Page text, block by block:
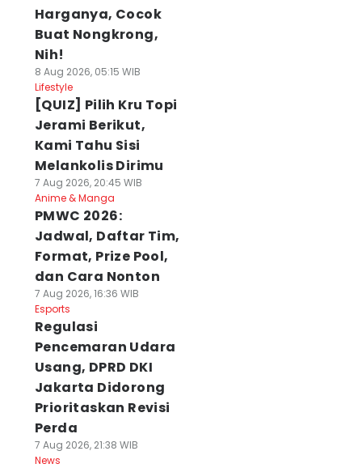
Harganya, Cocok
Buat Nongkrong,
Nih!
8 Aug 2026, 05:15 WIB
Lifestyle
[QUIZ] Pilih Kru Topi
Jerami Berikut,
Kami Tahu Sisi
Melankolis Dirimu
7 Aug 2026, 20:45 WIB
Anime & Manga
PMWC 2026:
Jadwal, Daftar Tim,
Format, Prize Pool,
dan Cara Nonton
7 Aug 2026, 16:36 WIB
Esports
Regulasi
Pencemaran Udara
Usang, DPRD DKI
Jakarta Didorong
Prioritaskan Revisi
Perda
7 Aug 2026, 21:38 WIB
News